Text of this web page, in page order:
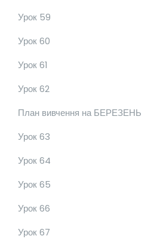
Урок 59
Урок 60
Урок 61
Урок 62
План вивчення на БЕРЕЗЕНЬ
Урок 63
Урок 64
Урок 65
Урок 66
Урок 67